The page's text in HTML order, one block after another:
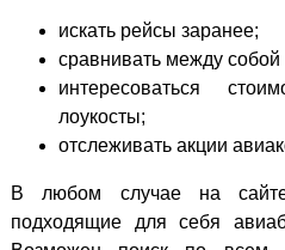
искать рейсы заранее;
сравнивать между
интересоваться
лоукосты;
отслеживать акции
В любом случае на
подходящие для себя